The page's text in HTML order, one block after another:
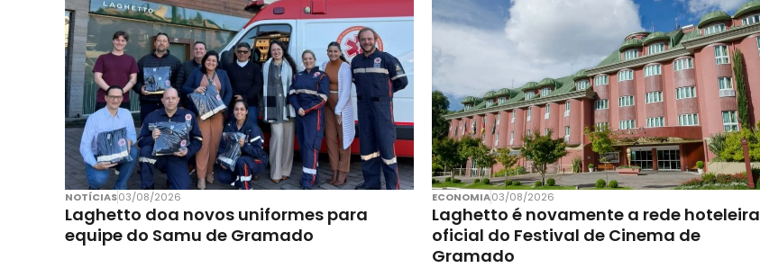
NOTÍCIAS03/08/2026
Laghetto doa novos uniformes para
equipe do Samu de Gramado
ECONOMIA03/08/2026
Laghetto é novamente a rede hoteleira
oficial do Festival de Cinema de
Gramado